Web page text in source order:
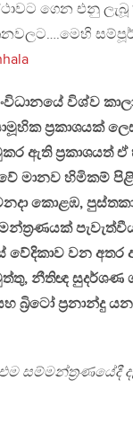
ගෙන එනු
විශ්ව
ප්‍රකාශයක්
ඇති ප්‍රකාශයත් ඒ
මානව හිමිකම්
කොළඹ,
වන අතර
නීතිඥ
බ්‍රිටෝ ප්‍රනාන්දු
සම්මන්ත්‍රණයේදී